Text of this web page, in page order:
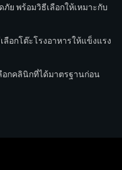
ย พร้อมวิธีเลือกให้เหมาะกับ
ลือกโต๊ะโรงอาหารให้แข็งแรง
อกคลินิกที่ได้มาตรฐานก่อน